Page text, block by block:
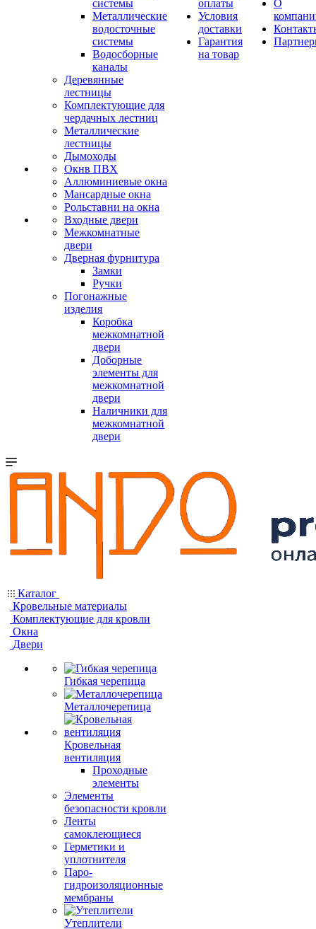
системы
Металлические
водосточные
системы
Водосборные
каналы
Деревянные
лестницы
Комплектующие для
чердачных лестниц
Металлические
лестницы
Дымоходы
Окнв ПВХ
Аллюминиевые окна
Мансардные окна
Рольставни на окна
Входные двери
Межкомнатные
двери
Дверная фурнитура
Замки
Ручки
Погонажные
изделия
Коробка
межкомнатной
двери
Доборные
элементы для
межкомнатной
двери
Наличники для
межкомнатной
двери
оплаты
Условия
доставки
Гарантия
на товар
О
Каталог
Кровельные материалы
Комплектующие для кровли
Окна
Двери
Гибкая черепица
Металлочерепица
Кровельная
вентиляция
Проходные
элементы
Элементы
безопасности кровли
Ленты
самоклеющиеся
Герметики и
уплотнителя
Паро-
гидроизоляционные
мембраны
Утеплители